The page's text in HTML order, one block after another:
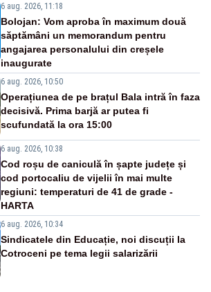
6 aug. 2026, 11:18
Bolojan: Vom aproba în maximum două
săptămâni un memorandum pentru
angajarea personalului din creșele
inaugurate
6 aug. 2026, 10:50
Operațiunea de pe brațul Bala intră în faza
decisivă. Prima barjă ar putea fi
scufundată la ora 15:00
6 aug. 2026, 10:38
Cod roșu de caniculă în șapte județe și
cod portocaliu de vijelii în mai multe
regiuni: temperaturi de 41 de grade -
HARTA
6 aug. 2026, 10:34
Sindicatele din Educație, noi discuții la
Cotroceni pe tema legii salarizării